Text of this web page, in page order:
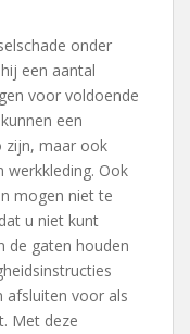
onder
een aantal
voor voldoende
een
zijn, maar ook
werkkleding. Ook
mogen niet te
u niet kunt
de gaten houden
afsluiten voor als
Met deze